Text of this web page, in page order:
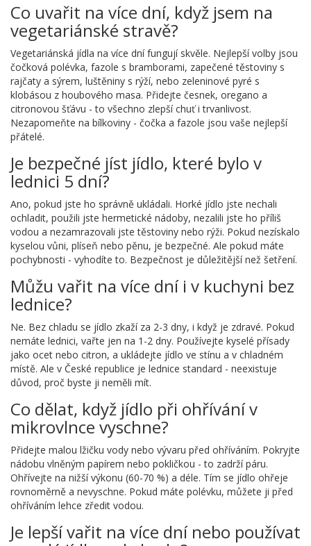
Co uvařit na více dní, když jsem na
vegetariánské stravě?
Vegetariánská jídla na více dní fungují skvěle. Nejlepší volby jsou
čočková polévka, fazole s bramborami, zapečené těstoviny s
rajčaty a sýrem, luštěniny s rýží, nebo zeleninové pyré s
klobásou z houbového masa. Přidejte česnek, oregano a
citronovou šťávu - to všechno zlepší chuť i trvanlivost.
Nezapomeňte na bílkoviny - čočka a fazole jsou vaše nejlepší
přátelé.
Je bezpečné jíst jídlo, které bylo v
lednici 5 dní?
Ano, pokud jste ho správně ukládali. Horké jídlo jste nechali
ochladit, použili jste hermetické nádoby, nezalili jste ho příliš
vodou a nezamrazovali jste těstoviny nebo rýži. Pokud nezískalo
kyselou vůni, plíseň nebo pěnu, je bezpečné. Ale pokud máte
pochybnosti - vyhodíte to. Bezpečnost je důležitější než šetření.
Můžu vařit na více dní i v kuchyni bez
lednice?
Ne. Bez chladu se jídlo zkaží za 2-3 dny, i když je zdravé. Pokud
nemáte lednici, vařte jen na 1-2 dny. Používejte kyselé přísady
jako ocet nebo citron, a ukládejte jídlo ve stínu a v chladném
místě. Ale v České republice je lednice standard - neexistuje
důvod, proč byste ji neměli mít.
Co dělat, když jídlo při ohřívání v
mikrovlnce vyschne?
Přidejte malou lžičku vody nebo vývaru před ohříváním. Pokryjte
nádobu vlněným papírem nebo pokličkou - to zadrží páru.
Ohřívejte na nižší výkonu (60-70 %) a déle. Tím se jídlo ohřeje
rovnoměrně a nevyschne. Pokud máte polévku, můžete ji před
ohříváním lehce zředit vodou.
Je lepší vařit na více dní nebo používat